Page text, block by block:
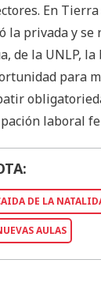
En
la privada y
de la UNLP, la
para
laboral
DE LA
AULAS